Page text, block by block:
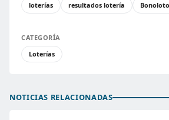
loterías
resultados lotería Bonoloto
CATEGORÍA
Loterías
NOTICIAS RELACIONADAS